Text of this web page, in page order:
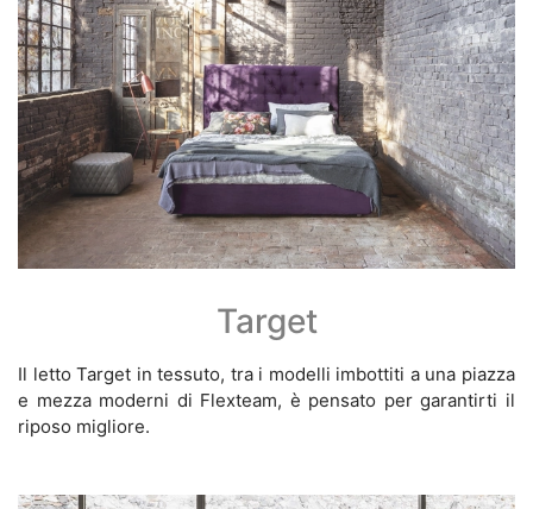
Target
Il letto Target in tessuto, tra i modelli imbottiti a una piazza
e mezza moderni di Flexteam, è pensato per garantirti il
riposo migliore.